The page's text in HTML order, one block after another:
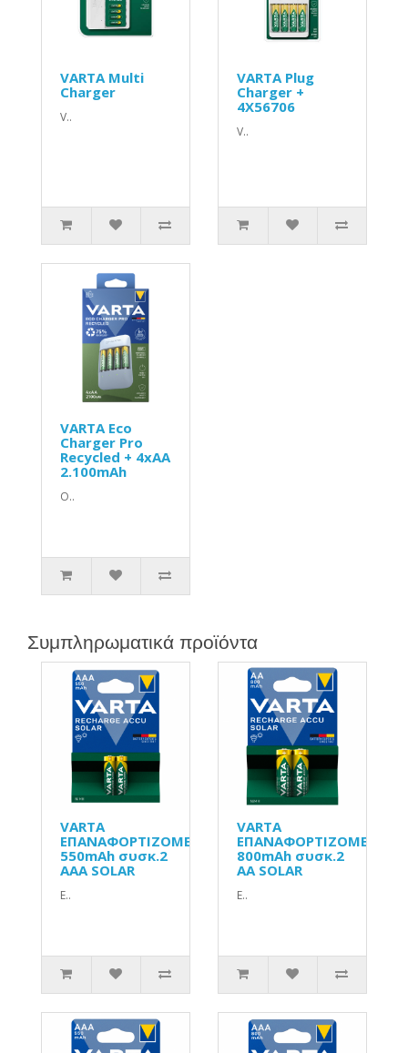
VARTA Multi
Charger
V..
VARTA Plug
Charger +
4X56706
V..
VARTA Eco
Charger Pro
Recycled + 4xAA
2.100mAh
Ο..
Συμπληρωματικά προϊόντα
VARTA
ΕΠΑΝΑΦΟΡΤΙΖΟΜΕΝΗ
550mAh συσκ.2
AAA SOLAR
Ε..
VARTA
ΕΠΑΝΑΦΟΡΤΙΖΟΜΕΝΗ
800mAh συσκ.2
AA SOLAR
Ε..